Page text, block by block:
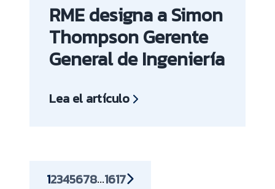
RME designa a Simon
Thompson Gerente
General de Ingeniería
Lea el artículo
12345678...1617